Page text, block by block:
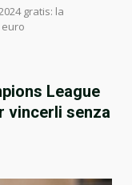
gratis: la
League
vincerli senza